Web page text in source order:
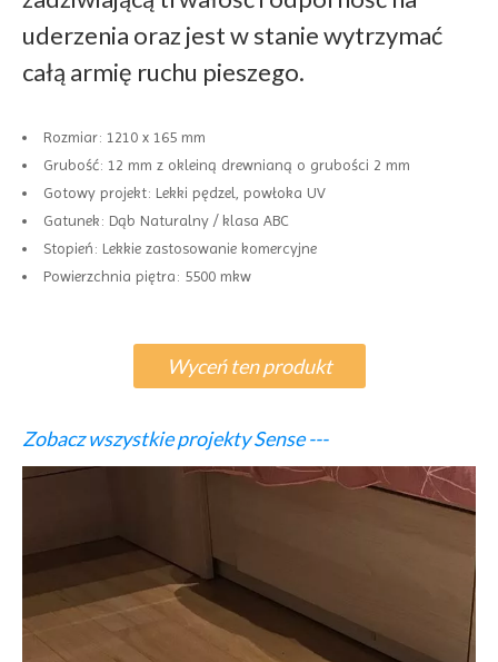
uderzenia oraz jest w stanie wytrzymać
całą armię ruchu pieszego.
Rozmiar: 1210 x 165 mm
Grubość: 12 mm z okleiną drewnianą o grubości 2 mm
Gotowy projekt: Lekki pędzel, powłoka UV
Gatunek: Dąb Naturalny / klasa ABC
Stopień: Lekkie zastosowanie komercyjne
Powierzchnia piętra: 5500 mkw
Wyceń ten produkt
Zobacz wszystkie projekty Sense ---